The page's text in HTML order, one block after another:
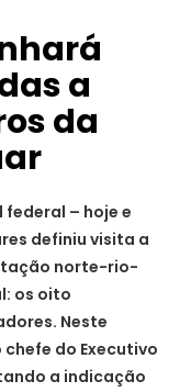
a
da
– hoje e
definiu visita a
norte-rio-
os oito
Neste
do Executivo
a indicação